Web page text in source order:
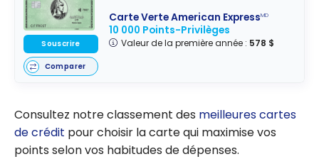
Carte Verte American ExpressMD
10 000 Points-Privilèges
Valeur de la première année : 578 $
Souscrire
Comparer
Consultez notre classement des meilleures cartes
de crédit pour choisir la carte qui maximise vos
points selon vos habitudes de dépenses.